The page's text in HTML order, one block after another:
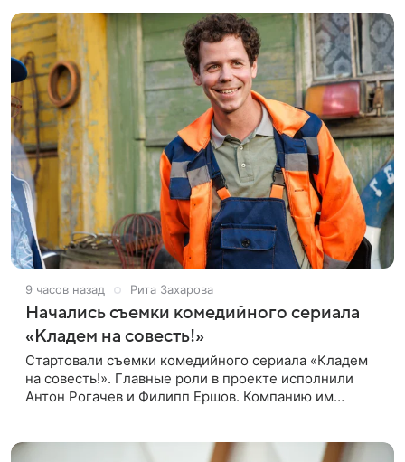
9 часов назад Рита Захарова
Начались съемки комедийного сериала
«Кладем на совесть!»
Стартовали съемки комедийного сериала «Кладем
на совесть!». Главные роли в проекте исполнили
Антон Рогачев и Филипп Ершов. Компанию им